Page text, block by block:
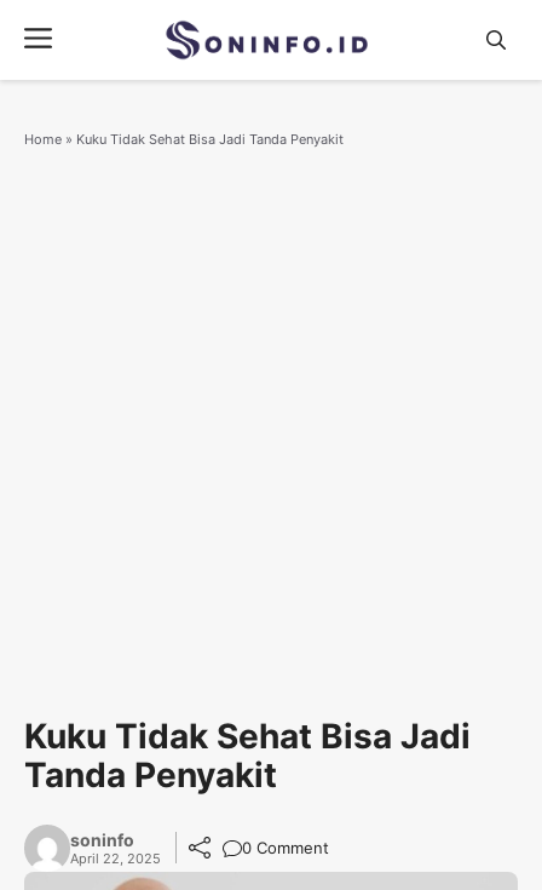
content
Menu
Home » Kuku Tidak Sehat Bisa Jadi Tanda Penyakit
Kuku Tidak Sehat Bisa Jadi
Tanda Penyakit
soninfo
April 22, 2025
0 Comment